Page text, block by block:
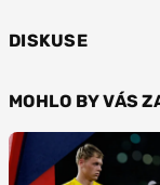
DISKUSE
MOHLO BY VÁS